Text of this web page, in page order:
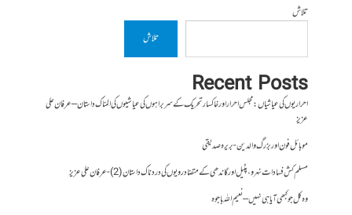
تلاش
تلاش
Recent Posts
احراریوں کی عیاشیاں : مجلس احرار اور خاکسار تحریک کے سربراہوں کی عیاشیوں کی المناک داستان – عرفان علی
عزیز
موبائل فون اور بزرگ والدین- بریرہ صدیقی
مسلم کش فسادات نہرو، پٹیل اور گاندھی کے متضاد رویوں کی درد ناک داستان (2)- عرفان علی عزیز
وہ کل جو کبھی آیا ہی نہیں – نعیم اللہ باجوہ